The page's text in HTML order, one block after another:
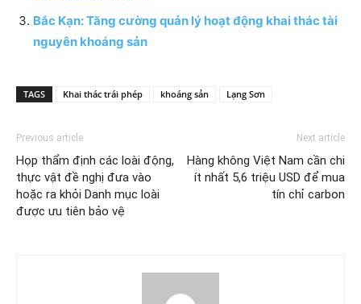
Bắc Kạn: Tăng cường quản lý hoạt động khai thác tài
nguyên khoáng sản
TAGS Khai thác trái phép khoáng sản Lạng Sơn
Previous article
Họp thẩm định các loài động,
thực vật đề nghị đưa vào
hoặc ra khỏi Danh mục loài
được ưu tiên bảo vệ
Next article
Hàng không Việt Nam cần chi
ít nhất 5,6 triệu USD để mua
tín chỉ carbon